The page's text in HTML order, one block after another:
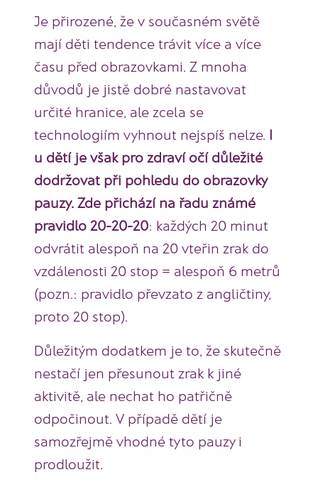
Je přirozené, že v současném světě
mají děti tendence trávit více a více
času před obrazovkami. Z mnoha
důvodů je jistě dobré nastavovat
určité hranice, ale zcela se
technologiím vyhnout nejspíš nelze. I
u dětí je však pro zdraví očí důležité
dodržovat při pohledu do obrazovky
pauzy. Zde přichází na řadu známé
pravidlo 20-20-20: každých 20 minut
odvrátit alespoň na 20 vteřin zrak do
vzdálenosti 20 stop = alespoň 6 metrů
(pozn.: pravidlo převzato z angličtiny,
proto 20 stop).
Důležitým dodatkem je to, že skutečně
nestačí jen přesunout zrak k jiné
aktivitě, ale nechat ho patřičně
odpočinout. V případě dětí je
samozřejmě vhodné tyto pauzy i
prodloužit.